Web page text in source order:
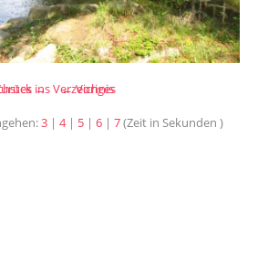
← Voriges
→
ins Verzeichnis
3| 4| 5| 6| 7(Zeit in Sekunden )